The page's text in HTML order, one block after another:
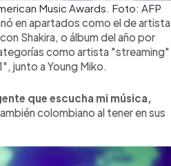
Music Awards. Foto: AFP
en apartados como el de artista
Shakira, o álbum del año por
como artista "streaming"
junto a Young Miko.
que escucha mi música,
colombiano al tener en sus